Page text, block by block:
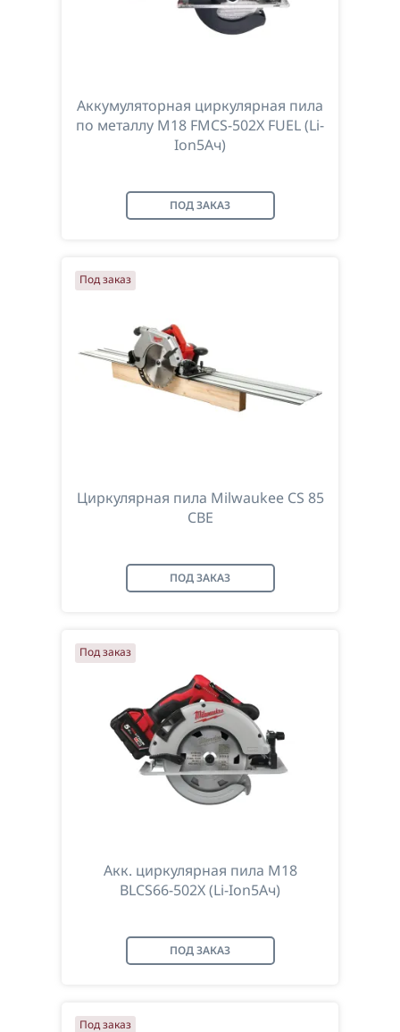
Аккумуляторная циркулярная пила
по металлу M18 FMCS-502X FUEL (Li-
Ion5Ач)
ПОД ЗАКАЗ
Циркулярная пила Milwaukee CS 85
CBE
ПОД ЗАКАЗ
Под заказ
Акк. циркулярная пила M18
BLCS66-502X (Li-Ion5Ач)
ПОД ЗАКАЗ
Под заказ
Под заказ